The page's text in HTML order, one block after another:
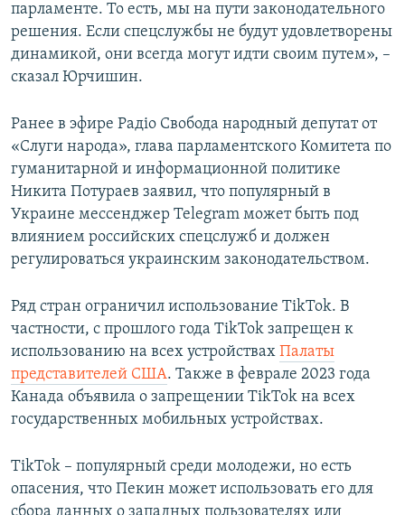
парламенте. То есть, мы на пути законодательного
решения. Если спецслужбы не будут удовлетворены
динамикой, они всегда могут идти своим путем», –
сказал Юрчишин.
Ранее в эфире Радіо Свобода народный депутат от
«Слуги народа», глава парламентского Комитета по
гуманитарной и информационной политике
Никита Потураев заявил, что популярный в
Украине мессенджер Telegram может быть под
влиянием российских спецслужб и должен
регулироваться украинским законодательством.
Ряд стран ограничил использование TikTok. В
частности, с прошлого года TikTok запрещен к
использованию на всех устройствах Палаты
представителей США. Также в феврале 2023 года
Канада объявила о запрещении TikTok на всех
государственных мобильных устройствах.
TikTok – популярный среди молодежи, но есть
опасения, что Пекин может использовать его для